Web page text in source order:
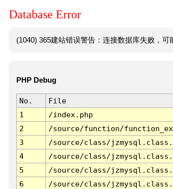
Database Error
(1040) 365建站错误警告：连接数据库失败，
PHP Debug
No. File
1
/index.php
2
/source/function/
3
/source/class/
4
/source/class/
5
/source/class/
6
/source/class/